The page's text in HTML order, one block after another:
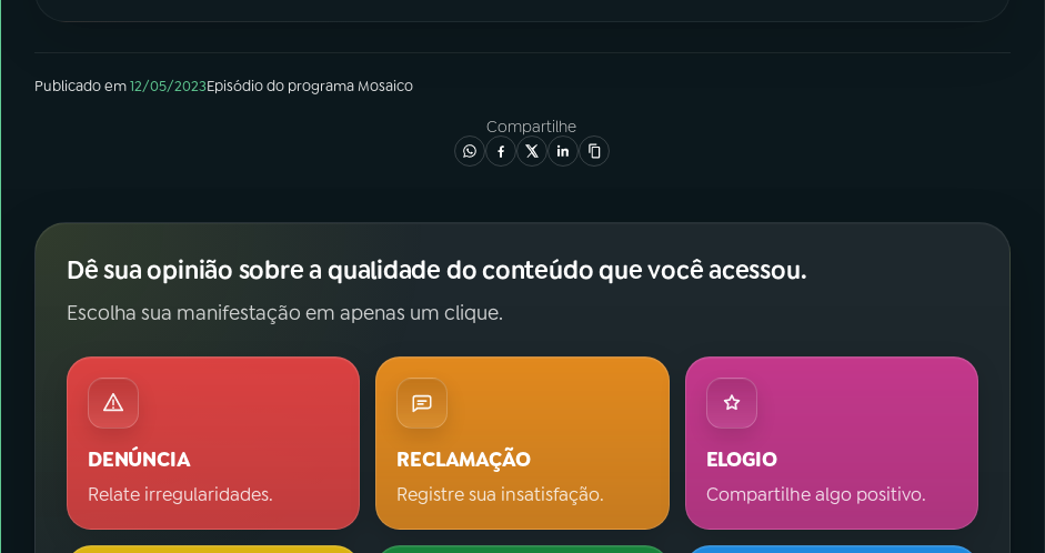
Publicado em12/05/2023Episódiodo programa Mosaico
Compartilhe
Dê sua opinião sobre a qualidade do conteúdo que você acessou.
Escolha sua manifestação em apenas um clique.
DENÚNCIA
Relate irregularidades.
RECLAMAÇÃO
Registre sua insatisfação.
ELOGIO
Compartilhe algo positivo.